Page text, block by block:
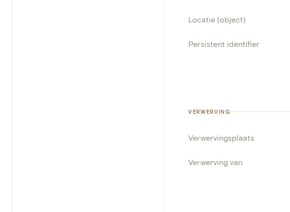
Locatie (object)
Persistent identifier
VERWERVING
Verwervingsplaats
Verwerving van